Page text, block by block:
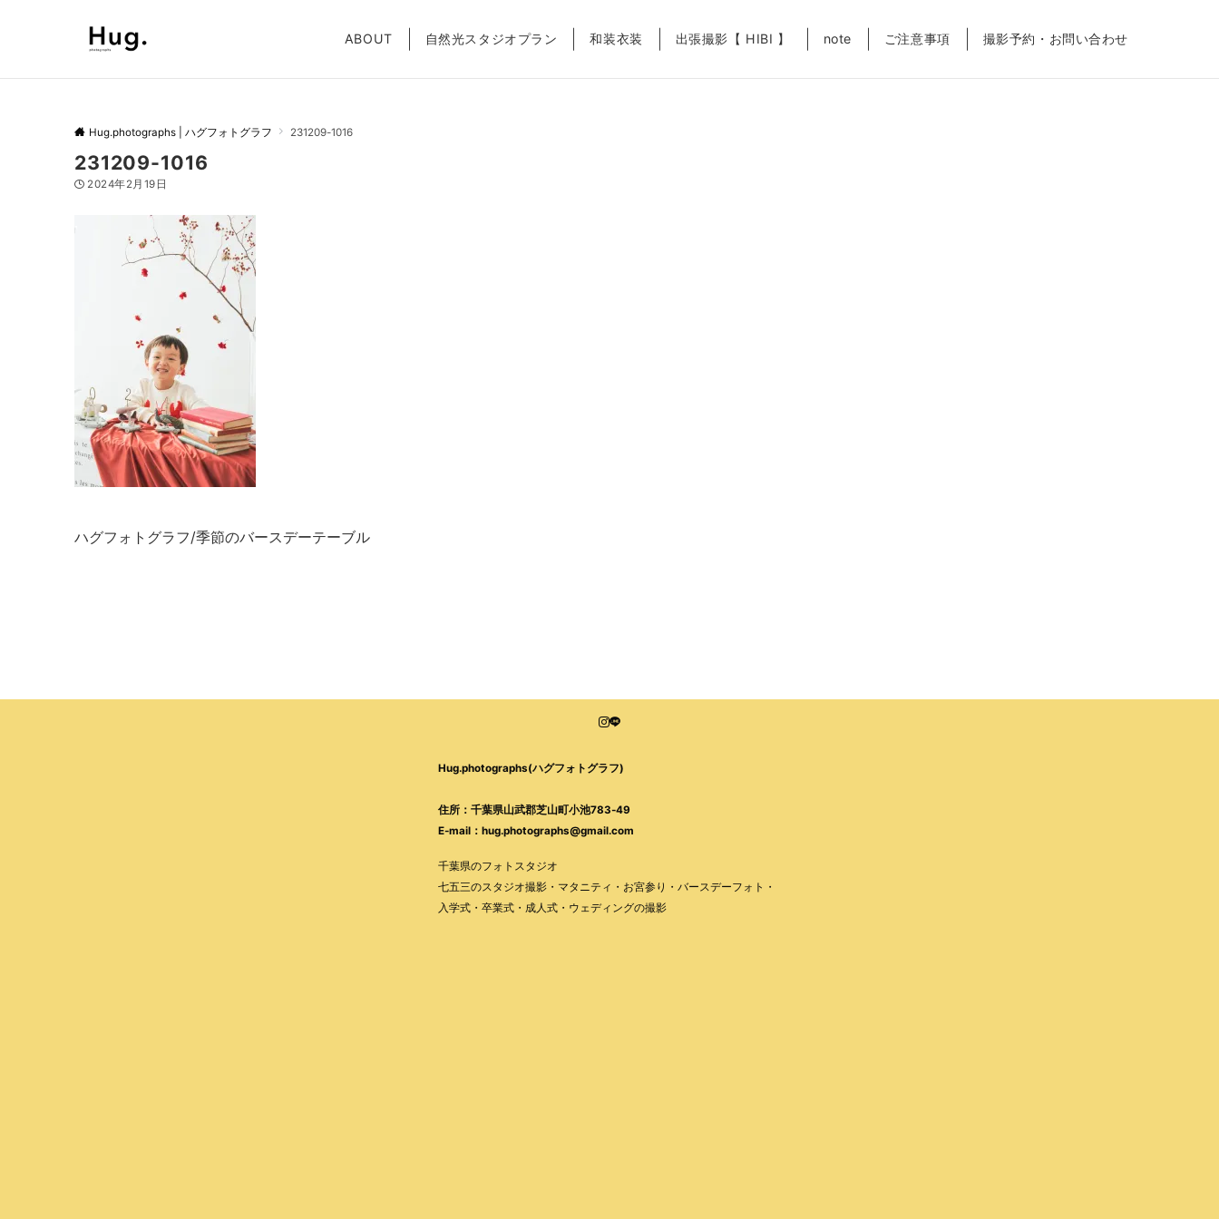
ABOUT 自然光スタジオプラン 和装衣装 出張撮影【 HIBI 】 note ご注意事項 撮影予約・お問い合わせ
Hug.photographs | ハグフォトグラフ 231209-1016
231209-1016
2024年2月19日
ハグフォトグラフ/季節のバースデーテーブル
Hug.photographs(ハグフォトグラフ)
住所：千葉県山武郡芝山町小池783-49
E-mail：hug.photographs@gmail.com
千葉県のフォトスタジオ
七五三のスタジオ撮影・マタニティ・お宮参り・バースデーフォト・
入学式・卒業式・成人式・ウェディングの撮影